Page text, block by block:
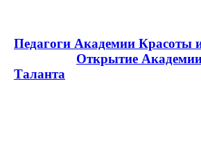
Педагоги Академии Красоты
Открытие
Таланта